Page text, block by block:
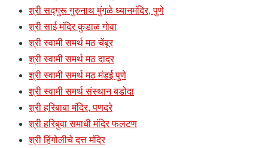
श्री सद्गुरू गुरुनाथ मुंगळे ध्यानमंदिर, पुणे
श्री साई मंदिर कुडाळ गोवा
श्री स्वामी समर्थ मठ चेंबूर
श्री स्वामी समर्थ मठ दादर
श्री स्वामी समर्थ मठ मंडई पुणे
श्री स्वामी समर्थ संस्थान बडोदा
श्री हरिबाबा मंदिर, पणदरे
श्री हरिबुवा समाधी मंदिर फलटण
श्री हिंगोलीचे दत्त मंदिर